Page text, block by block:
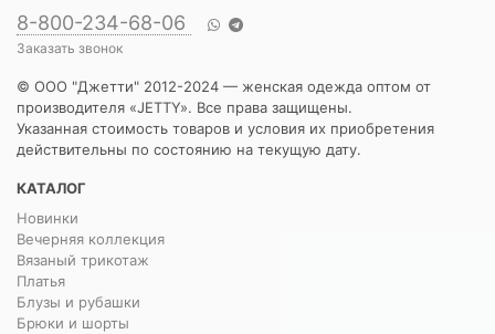
8-800-234-68-06
Заказать звонок
© ООО "Джетти" 2012-2024 — женская одежда оптом от
производителя «JETTY». Все права защищены.
Указанная стоимость товаров и условия их приобретения
действительны по состоянию на текущую дату.
КАТАЛОГ
Новинки
Вечерняя коллекция
Вязаный трикотаж
Платья
Блузы и рубашки
Брюки и шорты